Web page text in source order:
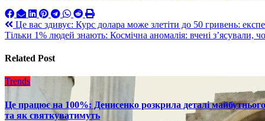
Навигация
по
записям
Це вас здивує: Курс долара може злетіти до 50 гривень:
Тільки 1% людей знають: Космічна аномалія: вчені з’ясували,
Related Post
Trends
Це працює на 100%: Денисенко розкрила деталі майбутнього
та як святкуватимуть